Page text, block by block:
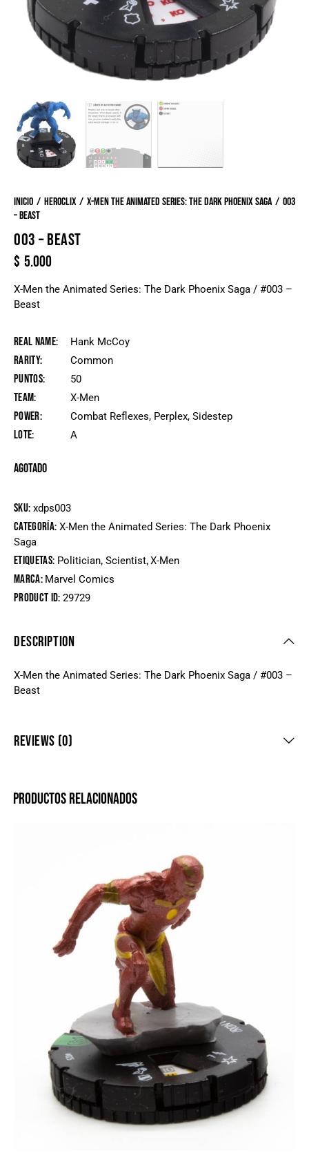
Inicio Heroclix X-Men the Animated Series: The Dark Phoenix Saga
003
– Beast
003 – BEAST
$ 5.000
X-Men the Animated Series: The Dark Phoenix Saga / #003 –
Beast
Real Name Hank McCoy
Rarity Common
Puntos 50
Team X-Men
Power Combat Reflexes, Perplex, Sidestep
Lote A
Agotado
SKU: xdps003
Categoría: X-Men the Animated Series: The Dark Phoenix
Saga
Etiquetas: Politician, Scientist,X-Men
Marca: Marvel Comics
Product ID:29729
DESCRIPTION
X-Men the Animated Series: The Dark Phoenix Saga / #003 –
Beast
REVIEWS (0)
PRODUCTOS RELACIONADOS